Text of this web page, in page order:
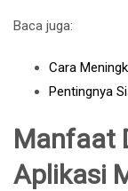
Baca juga:
Cara
Pentingnya
Manfaat
Aplikasi